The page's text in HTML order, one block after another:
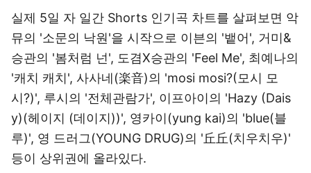
실제 5일 자 일간 Shorts 인기곡 차트를 살펴보면 악
뮤의 '소문의 낙원'을 시작으로 이븐의 '뱉어', 거미&
승관의 '봄처럼 넌', 도겸X승관의 'Feel Me', 최예나의
'캐치 캐치', 사사네(楽音)의 'mosi mosi?(모시 모
시?)', 루시의 '전체관람가', 이프아이의 'Hazy (Dais
y)(헤이지 (데이지))', 영카이(yung kai)의 'blue(블
루)', 영 드러그(YOUNG DRUG)의 '丘丘(치우치우)'
등이 상위권에 올라있다.